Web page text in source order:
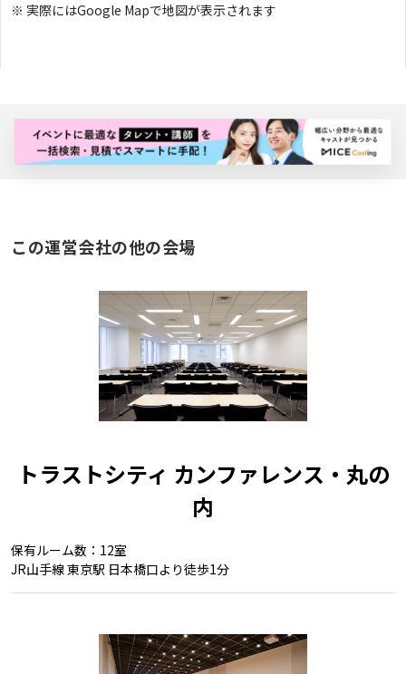
※ 実際にはGoogle Mapで地図が表示されます
この運営会社の他の会場
トラストシティ カンファレンス・丸の
内
保有ルーム数：12室
JR山手線 東京駅 日本橋口より徒歩1分